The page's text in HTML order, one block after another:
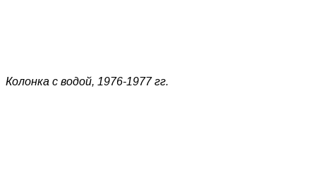
Колонка с водой, 1976-1977 гг.